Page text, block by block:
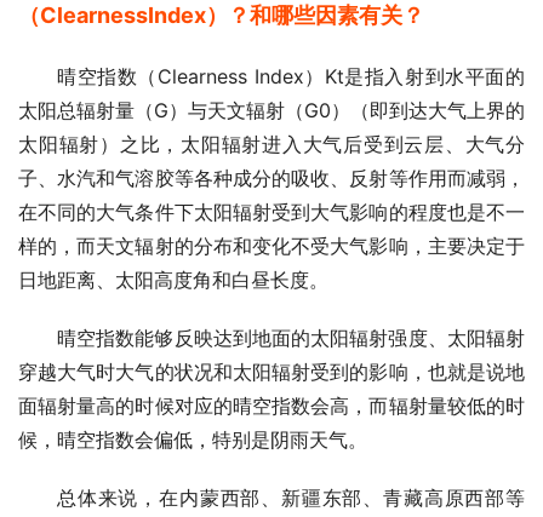
（ClearnessIndex）？和哪些因素有关？
晴空指数（Clearness Index）Kt是指入射到水平面的
太阳总辐射量（G）与天文辐射（G0）（即到达大气上界的
太阳辐射）之比，太阳辐射进入大气后受到云层、大气分
子、水汽和气溶胶等各种成分的吸收、反射等作用而减弱，
在不同的大气条件下太阳辐射受到大气影响的程度也是不一
样的，而天文辐射的分布和变化不受大气影响，主要决定于
日地距离、太阳高度角和白昼长度。
晴空指数能够反映达到地面的太阳辐射强度、太阳辐射
穿越大气时大气的状况和太阳辐射受到的影响，也就是说地
面辐射量高的时候对应的晴空指数会高，而辐射量较低的时
候，晴空指数会偏低，特别是阴雨天气。
总体来说，在内蒙西部、新疆东部、青藏高原西部等